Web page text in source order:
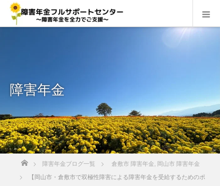
障害年金
障害年金ブログ一覧 倉敷市 障害年金 岡山市 障害年金
【岡山市・倉敷市で双極性障害による障害年金を受給するためのポ